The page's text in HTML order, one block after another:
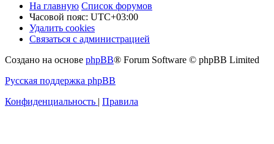
На главную Список форумов
Часовой пояс: UTC+03:00
Удалить cookies
Связаться с администрацией
Создано на основе phpBB® Forum Software © phpBB Limited
Русская поддержка phpBB
Конфиденциальность
Правила